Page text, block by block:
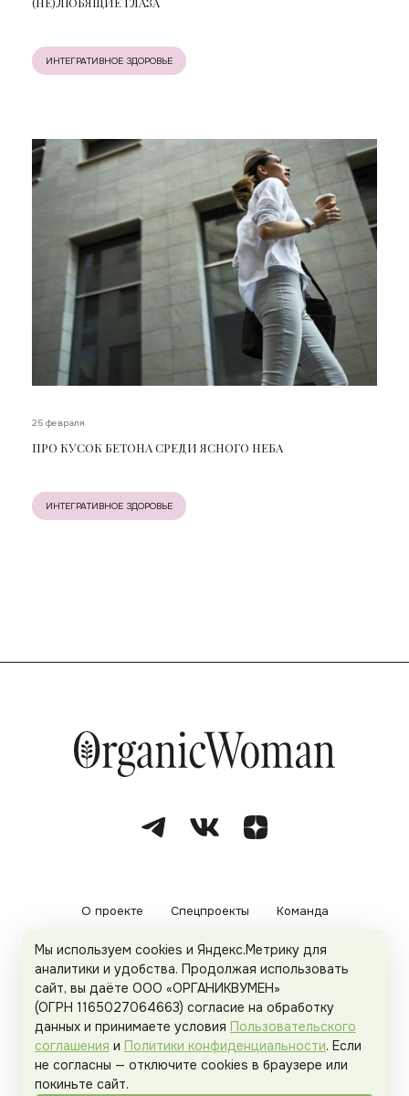
ИНТЕГРАТИВНОЕ ЗДОРОВЬЕ
25 февраля
ПРО КУСОК БЕТОНА СРЕДИ ЯСНОГО НЕБА
ИНТЕГРАТИВНОЕ ЗДОРОВЬЕ
О проекте Спецпроекты Команда
Рекламодателям Политика конфиденциальности
Пользовательское соглашение
Organicwoman.ru . Все права защищены.
Мы используем cookies и Яндекс.Метрику для
аналитики и удобства. Продолжая использовать
сайт, вы даёте ООО «ОРГАНИКВУМЕН»
(ОГРН 1165027064663) согласие на обработку
данных и принимаете условия Пользовательского
соглашения и Политики конфиденциальности. Если
не согласны — отключите cookies в браузере или
покиньте сайт.